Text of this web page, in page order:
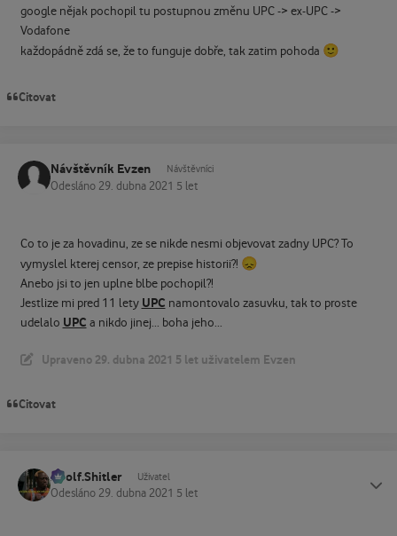
google nějak pochopil tu postupnou změnu UPC -> ex-UPC ->
Vodafone
každopádně zdá se, že to funguje dobře, tak zatim pohoda 🙂
Citovat
Návštěvník Evzen Návštěvníci
Odesláno 29. dubna 2021 5 let
Co to je za hovadinu, ze se nikde nesmi objevovat zadny UPC? To
vymyslel kterej censor, ze prepise historii?! 😞
Anebo jsi to jen uplne blbe pochopil?!
Jestlize mi pred 11 lety UPC namontovalo zasuvku, tak to proste
udelalo UPC a nikdo jinej... boha jeho...
Upraveno 29. dubna 2021 5 let uživatelem Evzen
Citovat
Adolf.Shitler Uživatel
Odesláno 29. dubna 2021 5 let